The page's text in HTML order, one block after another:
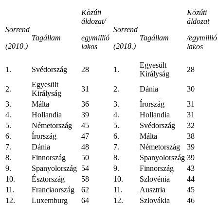
Sorrend
(2010.)
Tagállam
Közúti
áldozat/
egymillió
lakos
Sorrend
(2018.)
Tagállam
Közúti
áldozat
/egymillió
lakos
1. Svédország 28 1.
Egyesült
Királyság
28
2.
Egyesült
Királyság
31 2. Dánia
30
3.
Málta 36 3. Írország
31
4.
Hollandia 39 4. Hollandia
31
5.
Németország 45 5. Svédország
32
6.
Írország 47 6. Málta
38
7.
Dánia 48 7. Németország
39
8.
Finnország 50 8. Spanyolország 39
9.
Spanyolország 54 9. Finnország
43
10.
Észtország 58 10. Szlovénia
44
11.
Franciaország 62 11. Ausztria
45
12.
Luxemburg 64 12. Szlovákia
46